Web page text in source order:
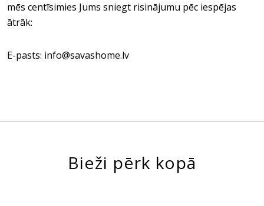
mēs centīsimies Jums sniegt risinājumu pēc iespējas
ātrāk:
E-pasts: info@savashome.lv
Bieži pērk kopā